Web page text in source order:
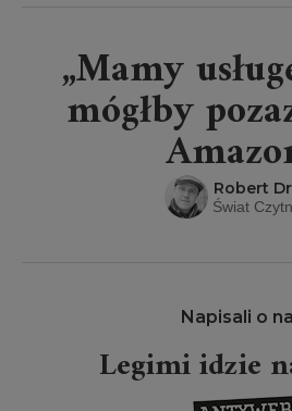
„Mamy
mógłby
Robert
Świat
Napisali o
Legimi idzie